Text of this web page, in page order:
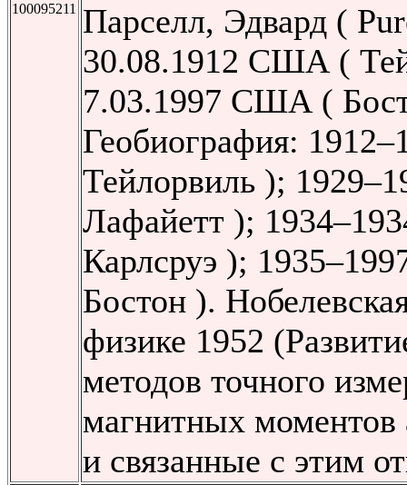
100095211
Парселл, Эдвард (
30.08.1912 США (
7.03.1997 США (
Геобиография:
Тейлорвиль );
Лафайетт );
Карлсруэ );
Бостон ).
физике 1952
методов точного
магнитных моментов
и связанные с этим